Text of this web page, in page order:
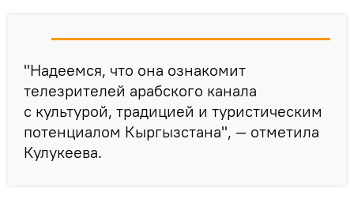
"Надеемся, что она ознакомит
телезрителей арабского канала
с культурой, традицией и туристическим
потенциалом Кыргызстана", — отметила
Кулукеева.